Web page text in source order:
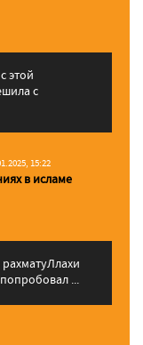
этой
с
15:22
в исламе
...